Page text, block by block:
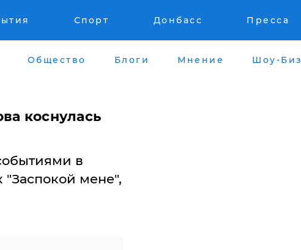
Спорт Донбасс Пресса
Общество Блоги Мнение Шоу-Биз
коснулась
в
"Заспокой мене",